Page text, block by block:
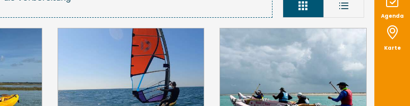
Agenda
Karte